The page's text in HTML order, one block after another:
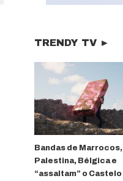
TRENDY TV ►
Bandas de Marrocos,
Palestina, Bélgica e
“assaltam” o Castelo